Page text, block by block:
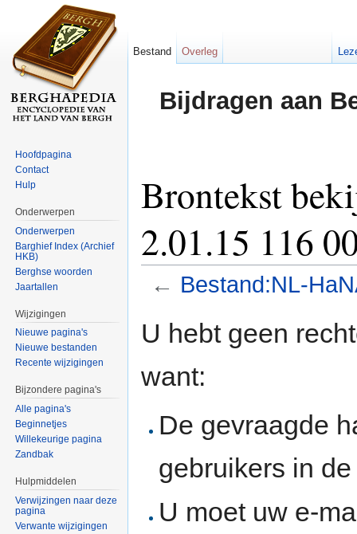
Bijdragen aan
Brontekst
2.01.15 116
← Bestand:NL-
U hebt geen
want:
De gevraagde
gebruikers in
U moet uw e-
Bestand Overleg
Hoofdpagina
Contact
Hulp
Onderwerpen
Onderwerpen
Barghief Index (Archief
HKB)
Berghse woorden
Jaartallen
Wijzigingen
Nieuwe pagina's
Nieuwe bestanden
Recente wijzigingen
Bijzondere pagina's
Alle pagina's
Beginnetjes
Willekeurige pagina
Zandbak
Hulpmiddelen
Verwijzingen naar deze
pagina
Verwante wijzigingen